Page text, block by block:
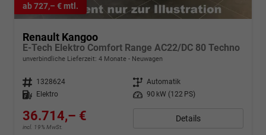
ab 727,– € mtl.
Renault Kangoo
E-Tech Elektro Comfort Range AC22/DC 80 Techno
unverbindliche Lieferzeit: 4 Monate Neuwagen
Fahrzeugnr. 1328624 Getriebe Automatik
Kraftstoff
Elektro Leistung 90 kW (122 PS)
36.714,– €
incl. 19% MwSt.
Details